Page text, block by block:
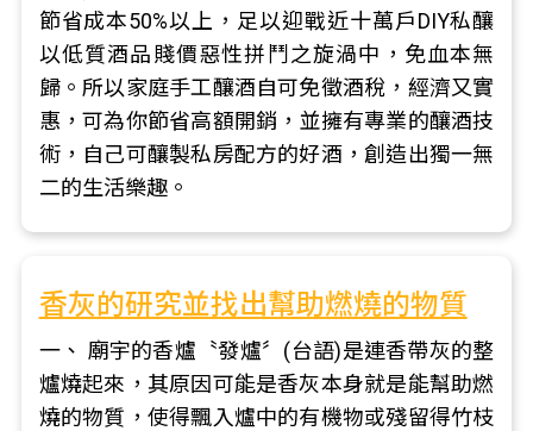
節省成本50%以上，足以迎戰近十萬戶DIY私釀
以低質酒品賤價惡性拼鬥之旋渦中，免血本無
歸。所以家庭手工釀酒自可免徵酒稅，經濟又實
惠，可為你節省高額開銷，並擁有專業的釀酒技
術，自己可釀製私房配方的好酒，創造出獨一無
二的生活樂趣。
香灰的研究並找出幫助燃燒的物質
一、 廟宇的香爐〝發爐〞(台語)是連香帶灰的整
爐燒起來，其原因可能是香灰本身就是能幫助燃
燒的物質，使得飄入爐中的有機物或殘留得竹枝